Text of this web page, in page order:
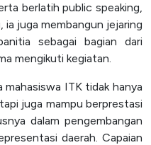
berlatih public speaking,
ia juga membangun jejaring
sebagai bagian dari
mengikuti kegiatan.
mahasiswa ITK tidak hanya
juga mampu berprestasi
dalam pengembangan
daerah. Capaian